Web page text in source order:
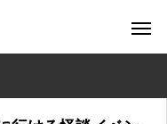
談イベント（1/27~1/31）